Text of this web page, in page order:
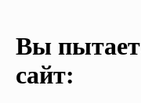
Вы
сайт: